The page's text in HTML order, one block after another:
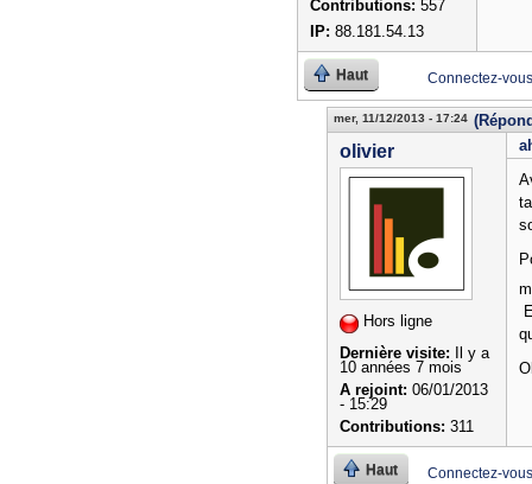
Contributions: 557
IP: 88.181.54.13
Haut Connectez-vous
mer, 11/12/2013 - 17:24
olivier
Hors ligne
Dernière visite: Il y a
10 années 7 mois
A rejoint: 06/01/2013
- 15:29
Contributions: 311
Haut Connectez-vous